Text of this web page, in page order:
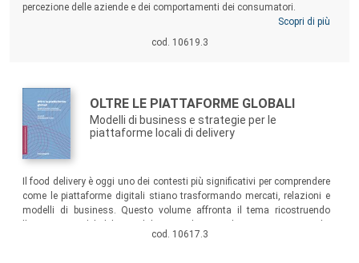
percezione delle aziende e dei comportamenti dei consumatori.
Scopri di più
cod. 10619.3
Autori:
Titolo:
OLTRE LE PIATTAFORME GLOBALI
Modelli di business e strategie per le
piattaforme locali di delivery
Sommario:
Il food delivery è oggi uno dei contesti più significativi per comprendere
come le piattaforme digitali stiano trasformando mercati, relazioni e
modelli di business. Questo volume affronta il tema ricostruendo
cod. 10617.3